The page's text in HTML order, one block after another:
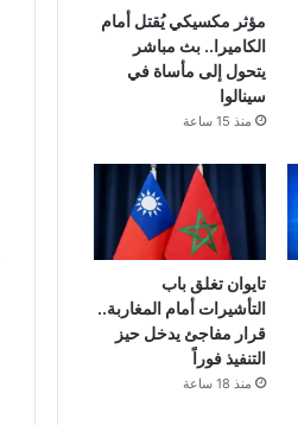
مؤثر مكسيكي يُقتل أمام
الكاميرا.. بث مباشر
يتحول إلى مأساة في
سينالوا
منذ 15 ساعة
تايوان تغلق باب
التأشيرات أمام المغاربة..
قرار مفاجئ يدخل حيز
التنفيذ فوراً
منذ 18 ساعة